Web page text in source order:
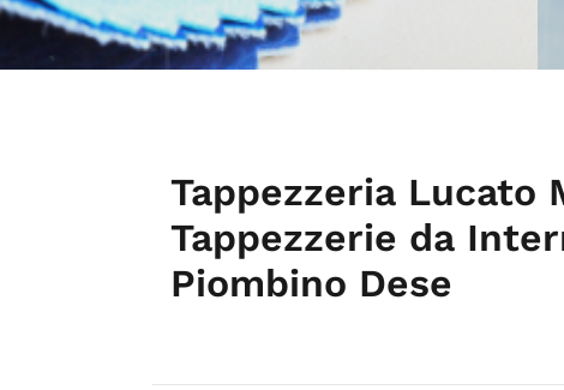
Tappezzeria Lucato
Tappezzerie da
Piombino Dese